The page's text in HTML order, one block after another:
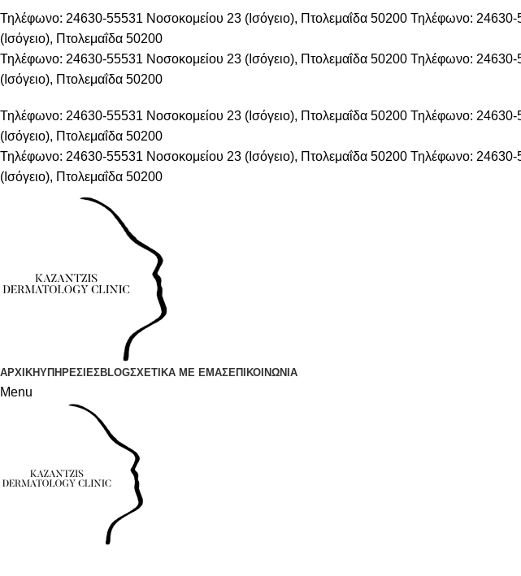
Τηλέφωνο: 24630-55531 Νοσοκομείου 23 (Ισόγειο), Πτολεμαΐδα 50200 Τηλέφωνο: 24630-
(Ισόγειο), Πτολεμαΐδα 50200
Τηλέφωνο: 24630-55531 Νοσοκομείου 23 (Ισόγειο), Πτολεμαΐδα 50200 Τηλέφωνο: 24630-
(Ισόγειο), Πτολεμαΐδα 50200
Τηλέφωνο: 24630-55531 Νοσοκομείου 23 (Ισόγειο), Πτολεμαΐδα 50200 Τηλέφωνο: 24630-
(Ισόγειο), Πτολεμαΐδα 50200
Τηλέφωνο: 24630-55531 Νοσοκομείου 23 (Ισόγειο), Πτολεμαΐδα 50200 Τηλέφωνο: 24630-
(Ισόγειο), Πτολεμαΐδα 50200
ΑΡΧΙΚΗΥΠΗΡΕΣΙΕΣBLOGΣΧΕΤΙΚΑ ΜΕ ΕΜΑΣΕΠΙΚΟΙΝΩΝΙΑ
Menu